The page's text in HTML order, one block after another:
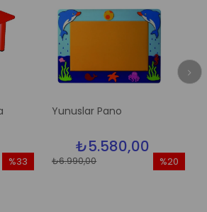
Yunuslar Pano
₺5.580,00
₺6.990,00 ₺6.990,00